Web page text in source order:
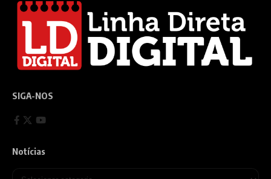
SIGA-NOS
Notícias